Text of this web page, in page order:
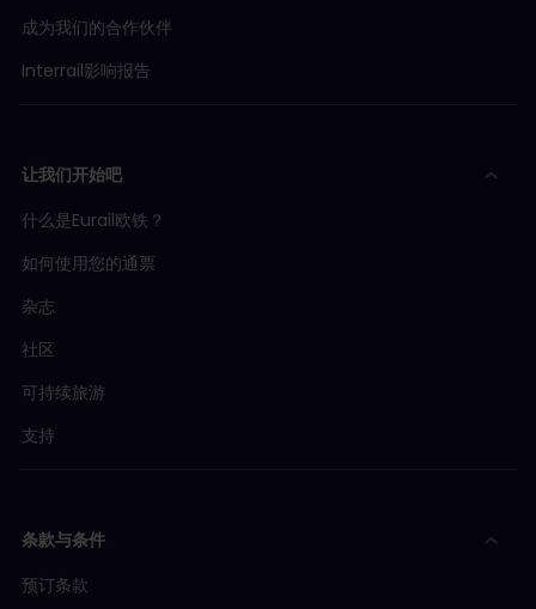
成为我们的合作伙伴
Interrail影响报告
让我们开始吧
什么是Eurail欧铁？
如何使用您的通票
杂志
社区
可持续旅游
支持
条款与条件
预订条款